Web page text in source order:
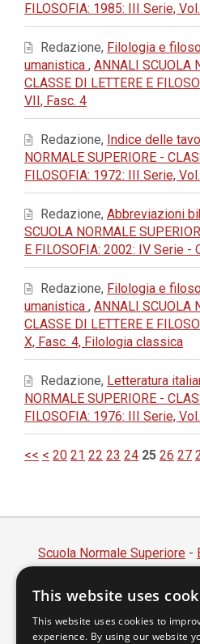
FILOSOFIA: 1985: III Serie,
Redazione, Filologia e
umanistica , ANNALI SCUOLA
CLASSE DI LETTERE E
VII, Fasc. 4
Redazione, Indice delle
NORMALE SUPERIORE -
FILOSOFIA: 1972: III Serie,
Redazione, Abbreviazioni
SCUOLA NORMALE
E FILOSOFIA: 2002: IV Serie -
Redazione, Filologia e
umanistica , ANNALI SCUOLA
CLASSE DI LETTERE E
X, Fasc. 4, Filologia classica
Redazione, Letteratura
NORMALE SUPERIORE -
FILOSOFIA: 1976: III Serie,
<< < 20 21 22 23 24 25 26 27
Scuola Normale Superiore -
Piazza dei Cavalieri, 7 -
Codice fiscale
Partita IVA 00420000507
This website uses
This website uses cookies to
experience. By using our website